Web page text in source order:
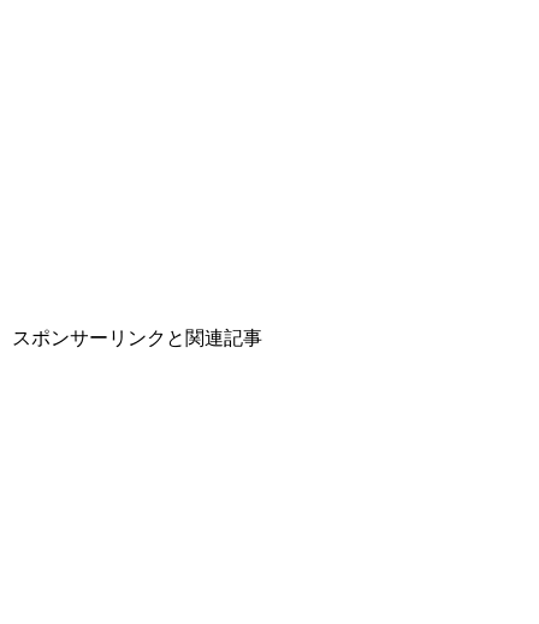
スポンサーリンクと関連記事